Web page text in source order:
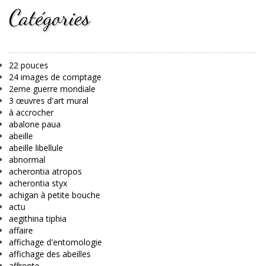
Catégories
22 pouces
24 images de comptage
2eme guerre mondiale
3 œuvres d'art mural
à accrocher
abalone paua
abeille
abeille libellule
abnormal
acherontia atropos
acherontia styx
achigan à petite bouche
actu
aegithina tiphia
affaire
affichage d'entomologie
affichage des abeilles